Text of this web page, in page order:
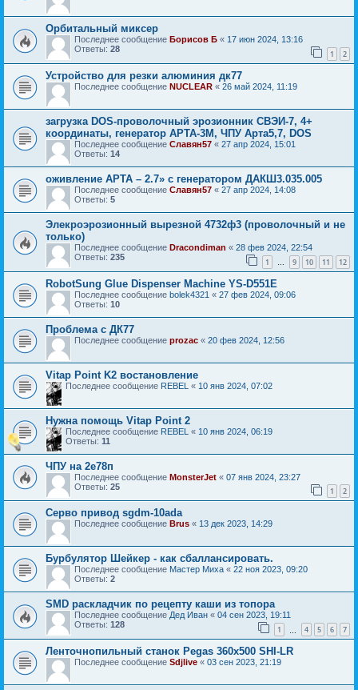
Орбитальный миксер
Последнее сообщение Борисов Б « 17 июн 2024, 13:16
Ответы: 28 1 2
Устройство для резки алюминия дк77
Последнее сообщение NUCLEAR « 26 май 2024, 11:19
загрузка DOS-проволочный эрозионник СВЭИ-7, 4+
координаты, генератор АРТА-3М, ЧПУ Арта5,7, DOS
Последнее сообщение Славян57 « 27 апр 2024, 15:01
Ответы: 14
оживление АРТА – 2.7» с генератором ДАКШ3.035.005
Последнее сообщение Славян57 « 27 апр 2024, 14:08
Ответы: 5
Элекроэрозионный вырезной 4732ф3 (проволочный и не
только)
Последнее сообщение Dracondiman « 28 фев 2024, 22:54
Ответы: 235 1 … 9 10 11 12
RobotSung Glue Dispenser Machine YS-D551E
Последнее сообщение bolek4321 « 27 фев 2024, 09:06
Ответы: 10
Проблема с ДК77
Последнее сообщение prozac « 20 фев 2024, 12:56
Vitap Point K2 востановление
Последнее сообщение REBEL « 10 янв 2024, 07:02
Нужна помощь Vitap Point 2
Последнее сообщение REBEL « 10 янв 2024, 06:19
Ответы: 11
ЧПУ на 2е78п
Последнее сообщение MonsterJet « 07 янв 2024, 23:27
Ответы: 25 1 2
Серво привод sgdm-10ada
Последнее сообщение Brus « 13 дек 2023, 14:29
Бурбулятор Шейкер - как сбаллансировать.
Последнее сообщение Мастер Миха « 22 ноя 2023, 09:20
Ответы: 2
SMD раскладчик по рецепту каши из топора
Последнее сообщение Дед Иван « 04 сен 2023, 19:11
Ответы: 128 1 4 5 6 7
Ленточнопильный станок Pegas 360x500 SHI-LR
Последнее сообщение Sdjlive « 03 сен 2023, 21:19